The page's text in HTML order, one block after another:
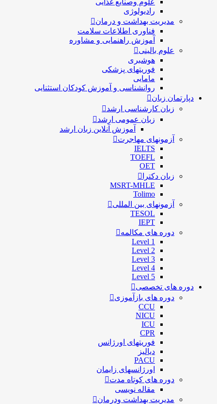
رادیولوژی
مدیریت بهداشت و درمان
فناوری اطلاعات سلامت
آموزش راهنمایی و مشاوره
علوم بالینی
هوشبری
فوریتهای پزشکی
مامایی
روانشناسی و آموزش کودکان استثنایی
دپارتمان زبان
زبان کارشناسی ارشد
زبان عمومی ارشد
آموزش آنلاین زبان ارشد
آزمونهای مهاجرت
IELTS
TOEFL
OET
زبان دکترا
MSRT-MHLE
Tolimo
آزمونهای بین المللی
TESOL
IEPT
دوره های مکالمه
Level 1
Level 2
Level 3
Level 4
Level 5
دوره های تخصصی
دوره های بازآموزی
CCU
NICU
ICU
CPR
فوریتهای اورژانس
دیالیز
PACU
اورژانسهای زایمان
دوره های کوتاه مدت
مقاله نویسی
مدیریت بهداشت ودرمان